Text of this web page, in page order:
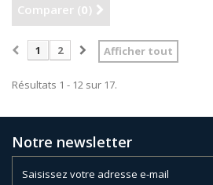
Comparer (0)
Afficher tout
1 2
Résultats 1 - 12 sur 17.
Notre newsletter